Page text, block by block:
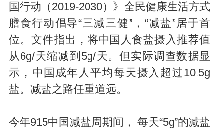
国行动（2019-2030）》全民健康生活方式
膳食行动倡导“三减三健”，“减盐”居于首
位。文件指出，将中国人食盐摄入推荐值
从6g/天缩减到5g/天。但实际调查数据显
示，中国成年人平均每天摄入超过10.5g
盐。减盐之路任重道远。
今年915中国减盐周期间， 每天“5g”的减盐